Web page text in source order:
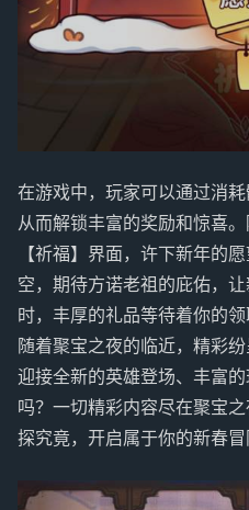
在游戏中，玩家可以通过消
从而解锁丰富的奖励和惊喜
【祈福】界面，许下新年的
空，期待方诺老祖的庇佑，
时，丰厚的礼品等待着你的领
随着聚宝之夜的临近，精彩
迎接全新的英雄登场、丰富
吗？一切精彩内容尽在聚宝
探究竟，开启属于你的新春冒